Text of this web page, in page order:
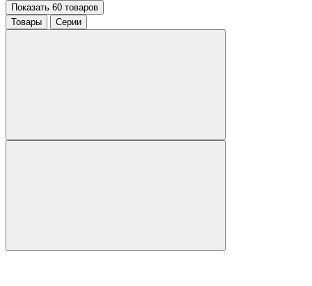
Показать 60 товаров
Товары
Серии